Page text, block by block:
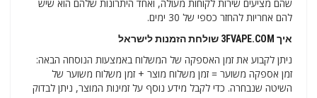
שהם מציעים שירות לקוחות מעולה, ואחד היתרונות שלהם הוא שיש
להם אחריות להחזר כספי של 30 ימים.
איך 3FVAPE.COM שולחת הזמנות לישראל
ניתן לקבוע את זמן האספקה ​​של המשלוח באמצעות הנוסחה הבאה:
זמן אספקה ​​משוער = זמן משלוח מוצר + זמן משלוח משוער של
השיטה שנבחרה. כדי לקבל מידע נוסף על זמינות המוצר, ניתן לבדוק